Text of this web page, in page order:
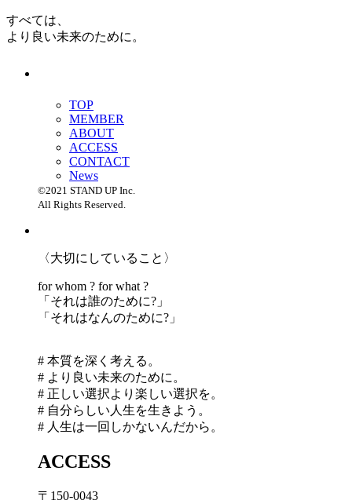
すべては、
より良い未来のために。
TOP
MEMBER
ABOUT
ACCESS
CONTACT
News
©2021 STAND UP Inc.
All Rights Reserved.
〈大切にしていること〉
for whom ? for what ?
「 それは誰のために?」
「 それはなんのために?」
# 本質を深く考える。
# より良い未来のために。
# 正しい選択より楽しい選択を。
# 自分らしい人生を生きよう。
# 人生は一回しかないんだから。
ACCESS
〒150-0043